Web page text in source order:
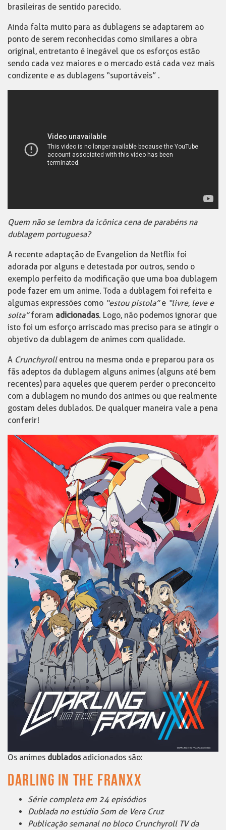
brasileiras de sentido parecido.
Ainda falta muito para as dublagens se adaptarem ao
ponto de serem reconhecidas como similares a obra
original, entretanto é inegável que os esforços estão
sendo cada vez maiores e o mercado está cada vez mais
condizente e as dublagens “suportáveis” .
Quem não se lembra da icônica cena de parabéns na
dublagem portuguesa?
A recente adaptação de Evangelion da Netflix foi
adorada por alguns e detestada por outros, sendo o
exemplo perfeito da modificação que uma boa dublagem
pode fazer em um anime. Toda a dublagem foi refeita e
algumas expressões como “estou pistola”e “livre, leve e
solta”foram adicionadas. Logo, não podemos ignorar que
isto foi um esforço arriscado mas preciso para se atingir o
objetivo da dublagem de animes com qualidade.
A Crunchyrollentrou na mesma onda e preparou para os
fãs adeptos da dublagem alguns animes (alguns até bem
recentes) para aqueles que querem perder o preconceito
com a dublagem no mundo dos animes ou que realmente
gostam deles dublados. De qualquer maneira vale a pena
conferir!
Os animes dubladosadicionados são:
DARLING IN THE FRANXX
Série completa em 24 episódios
Dublada no estúdio Som de Vera Cruz
Publicação semanal no bloco Crunchyroll TV da